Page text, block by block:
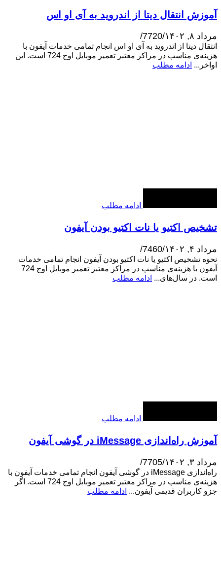
آموزش انتقال دیتا از اندروید به آی او اس
مرداد ۸, ۱۴۰۲ /
7720
/
انتقال دیتا از اندروید به آی او اس انجام تمامی خدمات آیفون با
هزینه‌ی مناسب در مراکز معتبر تعمیر موبایل اوج 724 است. این
اواخر... ادامه مطلب
ادامه مطلب
تشخیص اکتیو یا نات اکتیو بودن آیفون
مرداد ۴, ۱۴۰۲ /
7460
/
نحوه تشخیص اکتیو یا نات اکتیو بودن آیفون انجام تمامی خدمات
آیفون با هزینه‌ی مناسب در مراکز معتبر تعمیر موبایل اوج 724
است. در سال‌های... ادامه مطلب
ادامه مطلب
آموزش راه‌اندازی iMessage در گوشی آیفون
مرداد ۳, ۱۴۰۲ /
7705
/
راه‌اندازی iMessage در گوشی آیفون انجام تمامی خدمات آیفون با
هزینه‌ی مناسب در مراکز معتبر تعمیر موبایل اوج 724 است. اگر
جزو کاربران قدیمی آیفون... ادامه مطلب